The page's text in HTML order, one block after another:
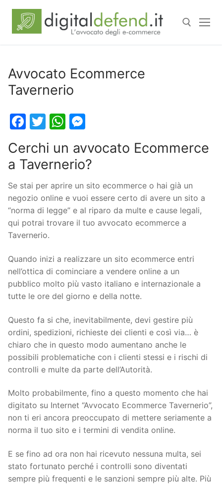
Avvocato Ecommerce
Tavernerio
Facebook
TwitterWhatsApp
Cerchi un avvocato Ecommerce
a Tavernerio?
Se stai per aprire un sito ecommerce o hai già un
negozio online e vuoi essere certo di avere un sito a
“norma di legge” e al riparo da multe e cause legali,
qui potrai trovare il tuo avvocato ecommerce a
Tavernerio.
Quando inizi a realizzare un sito ecommerce entri
nell’ottica di cominciare a vendere online a un
pubblico molto più vasto italiano e internazionale a
tutte le ore del giorno e della notte.
Questo fa si che, inevitabilmente, devi gestire più
ordini, spedizioni, richieste dei clienti e così via… è
chiaro che in questo modo aumentano anche le
possibili problematiche con i clienti stessi e i rischi di
controlli e multe da parte dell’Autorità.
Molto probabilmente, fino a questo momento che hai
digitato su Internet “Avvocato Ecommerce Tavernerio”,
non ti eri ancora preoccupato di mettere seriamente a
norma il tuo sito e i termini di vendita online.
E se fino ad ora non hai ricevuto nessuna multa, sei
stato fortunato perché i controlli sono diventati
sempre più frequenti e le sanzioni sempre più alte. Più